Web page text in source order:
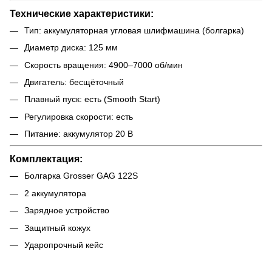
Технические характеристики:
Тип: аккумуляторная угловая шлифмашина (болгарка)
Диаметр диска: 125 мм
Скорость вращения: 4900–7000 об/мин
Двигатель: бесщёточный
Плавный пуск: есть (Smooth Start)
Регулировка скорости: есть
Питание: аккумулятор 20 В
Комплектация:
Болгарка Grosser GAG 122S
2 аккумулятора
Зарядное устройство
Защитный кожух
Ударопрочный кейс